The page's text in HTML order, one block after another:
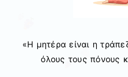
«Η μητέρα είναι η
όλους τους πόνους